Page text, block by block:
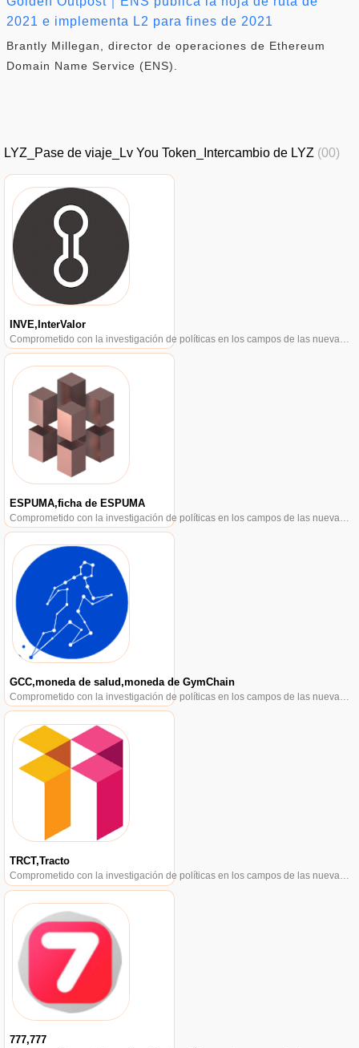
2021 e implementa L2 para fines de 2021
Brantly Millegan, director de operaciones de Ethereum
Domain Name Service (ENS).
LYZ_Pase de viaje_Lv You Token_Intercambio de LYZ (00)
INVE,InterValor
ESPUMA,ficha de ESPUMA
Comprometido con la investigación de políticas en los campos de las nuevas finanzas, las finanzas internacionales y los mercados financieros.
GCC,moneda de salud,moneda de GymChain
Comprometido con la investigación de políticas en los campos de las nuevas finanzas, las finanzas internacionales y los mercados financieros.
TRCT,Tracto
Comprometido con la investigación de políticas en los campos de las nuevas finanzas, las finanzas internacionales y los mercados financieros.
777,777